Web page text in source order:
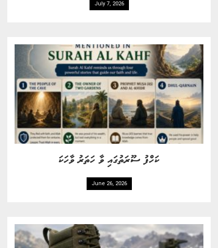
July 7, 2026
ކަހްފު ސޫރަތުގައި ވާ ހަތަރު ވާހަކަ
June 26, 2026